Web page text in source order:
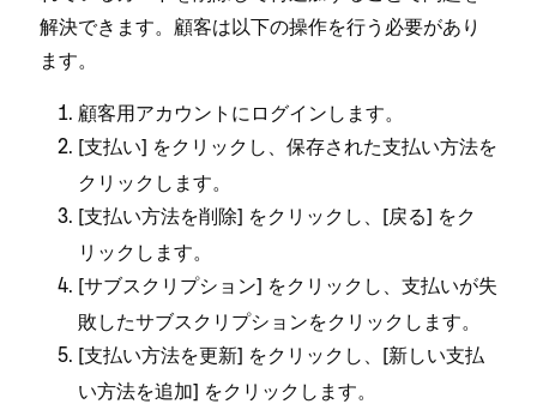
解決できます⁠。顧客は以下の操作を行う必要があり
ます⁠。
顧客用アカウントにログインします⁠。
[⁠支払い⁠] をクリ⁠ックし⁠、保存された支払い方法を
クリ⁠ックします⁠。
[⁠支払い方法を削除⁠] をクリ⁠ックし⁠、[⁠戻る⁠] をク
リ⁠ックします⁠。
[⁠サブスクリプシ⁠ョン⁠] をクリ⁠ックし⁠、支払いが失
敗したサブスクリプシ⁠ョンをクリ⁠ックします⁠。
[⁠支払い方法を更新⁠] をクリ⁠ックし⁠、[⁠新しい支払
い方法を追加⁠] をクリ⁠ックします⁠。